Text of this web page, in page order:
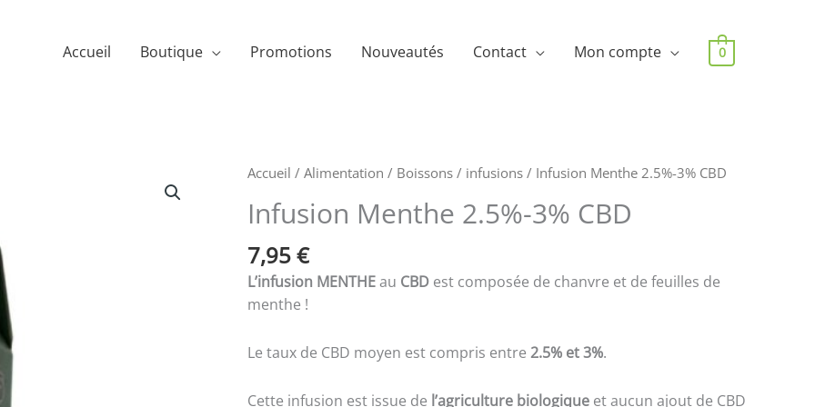
Accueil Boutique Promotions Nouveautés Contact Mon compte 0
Accueil / Alimentation / Boissons / infusions / Infusion Menthe 2.5%-3% CBD
Infusion Menthe 2.5%-3% CBD
7,95€
L’infusion MENTHEau CBD est composée de chanvre et de feuilles de
menthe !
Le taux de CBD moyen est compris entre 2.5% et 3%.
Cette infusion est issue de l’agriculture biologique et aucun ajout de CBD